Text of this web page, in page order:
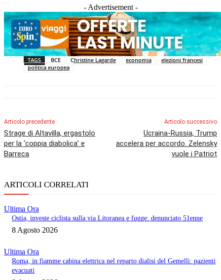
- Advertisement -
TAGS BCE Christine Lagarde economia
elezioni francesi
politica europea
Articolo precedente
Strage di Altavilla, ergastolo
per la ‘coppia diabolica’ e
Barreca
Articolo successivo
Ucraina-Russia, Trump
accelera per accordo. Zelensky
vuole i Patriot
ARTICOLI CORRELATI
Ultima Ora
Ostia, investe ciclista sulla via Litoranea e fugge: denunciato 51enne
8 Agosto 2026
Ultima Ora
Roma, in fiamme cabina elettrica nel reparto dialisi del Gemelli: pazienti
evacuati